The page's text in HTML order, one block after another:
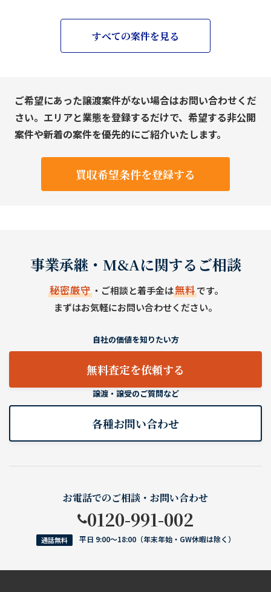
すべての案件を見る
ご希望にあった譲渡案件がない場合はお問い合わせくだ
さい。エリアと業態を登録するだけで、希望する非公開
案件や新着の案件を優先的にご紹介いたします。
買収希望条件を登録する
事業承継・M&Aに関するご相談
秘密厳守・ご相談と着手金は無料です。
まずはお気軽にお問い合わせください。
自社の価値を知りたい方
無料査定を依頼する
譲渡・譲受のご質問など
各種お問い合わせ
お電話でのご相談・お問い合わせ
0120-991-002
通話無料 平日 9:00〜18:00（年末年始・GW休暇は除く）